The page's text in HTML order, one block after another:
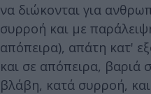
να διώκονται για
συρροή και με
απόπειρα), απάτη κατ'
και σε απόπειρα, βαριά
βλάβη, κατά συρροή,